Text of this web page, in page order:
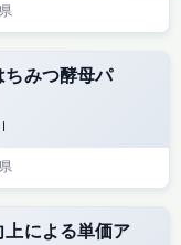
ちみつ酵母パ
による単価ア